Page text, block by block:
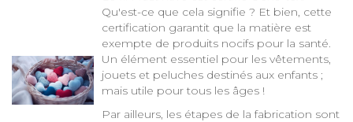
Qu'est-ce que cela signifie ? Et bien, cette
certification garantit que la matière est
exempte de produits nocifs pour la santé.
Un élément essentiel pour les vêtements,
jouets et peluches destinés aux enfants ;
mais utile pour tous les âges !
Par ailleurs, les étapes de la fabrication sont